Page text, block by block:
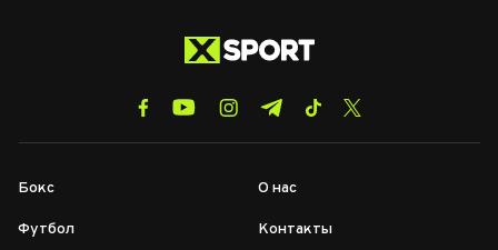
Бокс
Футбол
О нас
Контакты